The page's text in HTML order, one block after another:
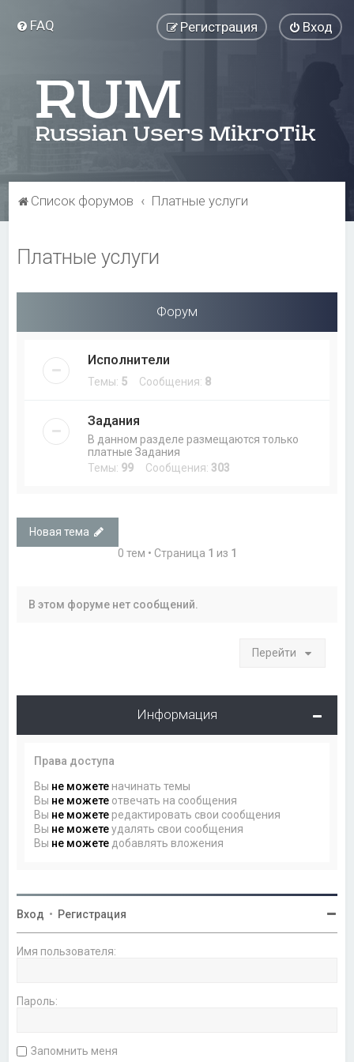
FAQ Вход
Регистрация
Список форумов Платные услуги
Платные услуги
Форум
Исполнители
Темы: 5 Сообщения: 8
Задания
В данном разделе размещаются только
платные Задания
Темы: 99 Сообщения: 303
Новая тема
0 тем • Страница 1 из 1
В этом форуме нет сообщений.
Перейти
Информация
Права доступа
Вы не можете начинать темы
Вы не можете отвечать на сообщения
Вы не можете редактировать свои сообщения
Вы не можетеудалять свои сообщения
Вы не можете добавлять вложения
Вход • Регистрация
Имя пользователя:
Пароль:
Запомнить меня